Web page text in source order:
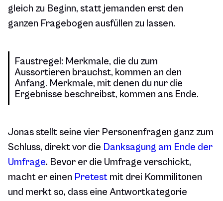
gleich zu Beginn, statt jemanden erst den
ganzen Fragebogen ausfüllen zu lassen.
Faustregel: Merkmale, die du zum
Aussortieren brauchst, kommen an den
Anfang. Merkmale, mit denen du nur die
Ergebnisse beschreibst, kommen ans Ende.
Jonas stellt seine vier Personenfragen ganz zum
Schluss, direkt vor die Danksagung am Ende der
Umfrage. Bevor er die Umfrage verschickt,
macht er einen Pretest mit drei Kommilitonen
und merkt so, dass eine Antwortkategorie